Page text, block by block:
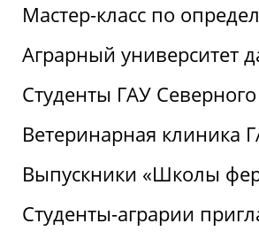
Мастер-класс по
Аграрный университет
Студенты ГАУ
Ветеринарная клиника
Выпускники «Школы
Студенты-аграрии